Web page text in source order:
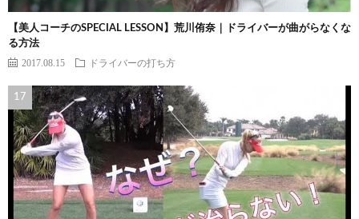
【美人コーチのSPECIAL LESSON】荒川侑奈｜ドライバーが曲がらなくな
る方法
2017.08.15 ドライバーの打ち方